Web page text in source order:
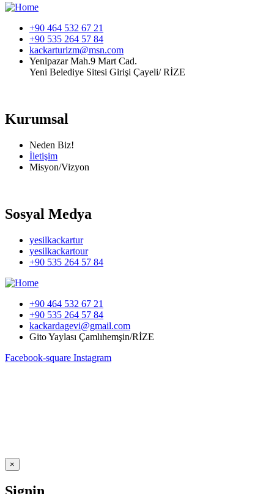
+90 464 532 67 21
+90 535 264 57 84
kackarturizm@msn.com
Yenipazar Mah.9 Mart Cad.
Yeni Belediye Sitesi Girişi Çayeli/ RİZE
Kurumsal
Neden Biz!
İletişim
Misyon/Vizyon
Sosyal Medya
yesilkackartur
yesilkackartour
+90 535 264 57 84
+90 464 532 67 21
+90 535 264 57 84
kackardagevi@gmail.com
Gito Yaylası Çamlıhemşin/RİZE
Facebook-square Instagram
×